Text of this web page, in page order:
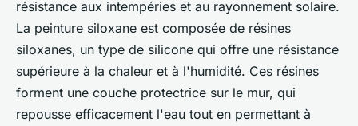
résistance aux intempéries et au rayonnement solaire.
La peinture siloxane est composée de résines
siloxanes, un type de silicone qui offre une résistance
supérieure à la chaleur et à l'humidité. Ces résines
forment une couche protectrice sur le mur, qui
repousse efficacement l'eau tout en permettant à